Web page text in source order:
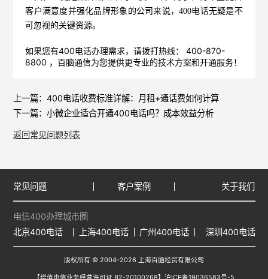
客户满意度并强化品牌形象的公司来说，400电话无疑是不
可忽视的关键资源。
如果您有400电话办理需求，请拨打热线： 400-870-
8800 ，百脑通信为您提供更专业的技术方案和开通服务！
上一篇： 400电话收费标准详解：月租+通话费如何计算
下一篇： 小微企业适合开通400电话吗？成本效益分析
返回常见问题列表
常见问题 客户案例 关于我们
电信400办理城市圈
北京400电话
上海400电话 广州400电话 深圳400电话
版权所有 © 2004-2026 上海百脑经贸有限公司